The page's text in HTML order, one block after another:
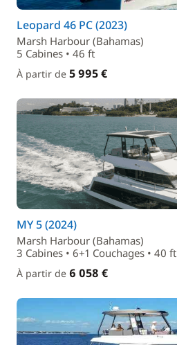
Leopard 46 PC (2023)
Marsh Harbour (Bahamas)
5 Cabines • 46 ft
À partir de 5 995 €
MY 5 (2024)
Marsh Harbour (Bahamas)
3 Cabines • 6+1 Couchages • 40 ft
À partir de 6 058 €